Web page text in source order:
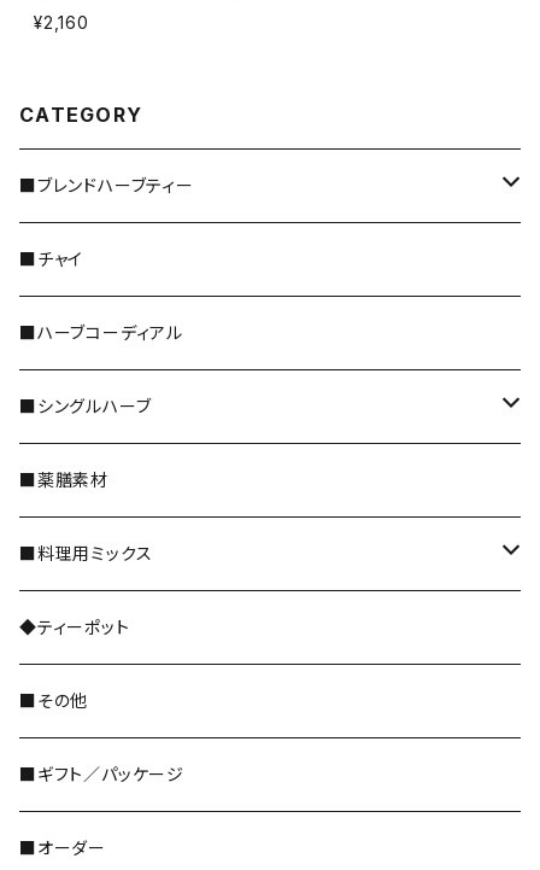
¥2,160
CATEGORY
■ブレンドハーブティー
＊レギュラーサイズ
＊5倍／10倍サイズ
＊ティーバッグ
＊野草茶 阜白
■チャイ
■ハーブコーディアル
■シングルハーブ
全種類
花のハーブ
和ハーブ
ドライフルーツ
ハーブパウダー粉末
■薬膳素材
■料理用ミックス
レギュラーサイズ
◆ティーポット
■その他
■ギフト／パッケージ
■オーダー